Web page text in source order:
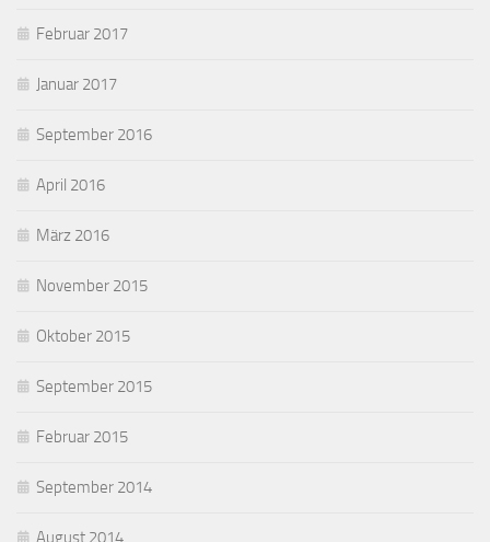
Februar 2017
Januar 2017
September 2016
April 2016
März 2016
November 2015
Oktober 2015
September 2015
Februar 2015
September 2014
August 2014